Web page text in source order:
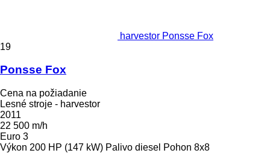
harvestor Ponsse Fox
19
Ponsse Fox
Cena na požiadanie
Lesné stroje - harvestor
2011
22 500 m/h
Euro 3
Výkon 200 HP (147 kW) Palivo diesel Pohon 8x8